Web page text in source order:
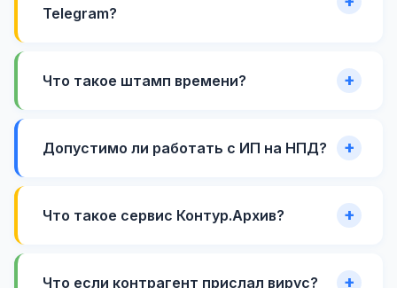
Telegram?
Что такое штамп времени?
Допустимо ли работать с ИП на НПД?
Что такое сервис Контур.Архив?
Что если контрагент прислал вирус?